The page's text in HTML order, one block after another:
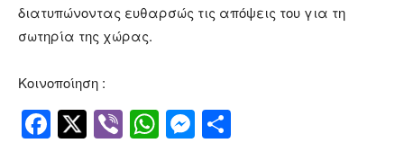
διατυπώνοντας ευθαρσώς τις απόψεις του για τη
σωτηρία της χώρας.
Κοινοποίηση :
Facebook
Twitter
ViberWhatsApp
Messenger